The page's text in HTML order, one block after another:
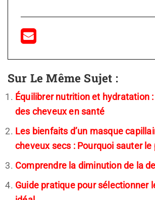
Sur Le Même Sujet :
Équilibrer nutrition et hydratation :
des cheveux en santé
Les bienfaits d’un masque
cheveux secs : Pourquoi sauter le
Comprendre la diminution de la
Guide pratique pour sélectionner